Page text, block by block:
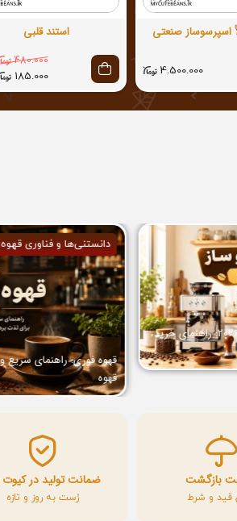
اسپرسوساز صنعتی
4.500.000
استند قلبی
480.000
185.000
بهترین اسپرسو ساز خانگی در سال 2026: راهنمای خرید،
دانستنی‌ها و فناوری قهوه
قهوه فوری: راهنمای سریع
قهوه
بازگشت
قید و شرط
ضمانت تولید در کیوت
رُست به روز و تازه